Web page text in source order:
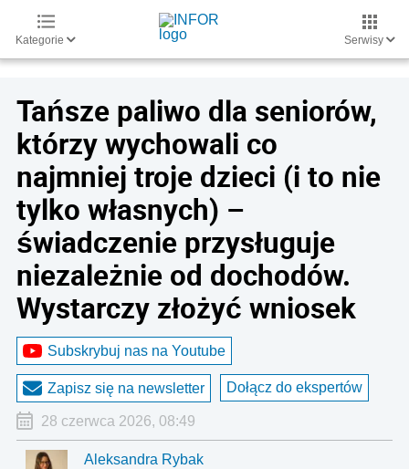
Kategorie Serwisy
Tańsze paliwo dla seniorów,
którzy wychowali co
najmniej troje dzieci (i to nie
tylko własnych) –
świadczenie przysługuje
niezależnie od dochodów.
Wystarczy złożyć wniosek
Subskrybuj nas na Youtube
Zapisz się na newsletter Dołącz do ekspertów
28 czerwca 2026, 08:49
Aleksandra Rybak